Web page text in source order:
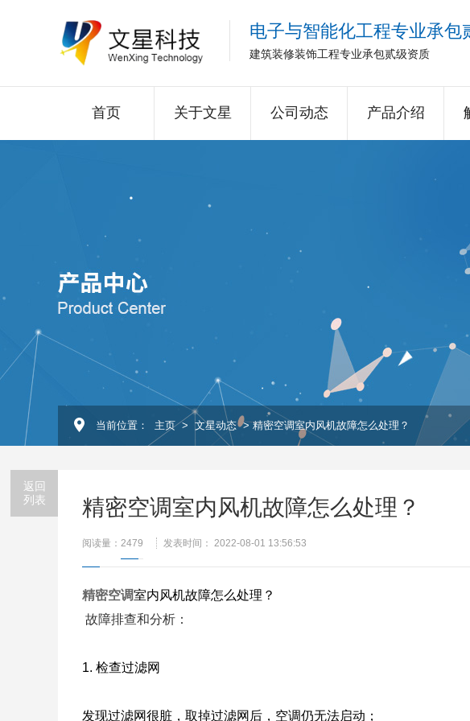
电子与智能化工程专业承包
建筑装修装饰工程专业承包贰级资质
首页 关于文星 公司动态 产品介绍
当前位置： 主页 > 文星动态 > 精密空调室内风机故障怎么处理？
返回
列表
精密空调室内风机故障怎么处理？
阅读量： 2479 发表时间： 2022-08-01 13:56:53
精密空调室内风机故障怎么处理？
故障排查和分析：
1. 检查过滤网
发现过滤网很脏，取掉过滤网后，空调仍无法启动；